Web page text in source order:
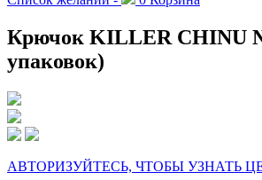
Крючок KILLER CHINU
упаковок)
АВТОРИЗУЙТЕСЬ, ЧТОБЫ УЗНАТЬ